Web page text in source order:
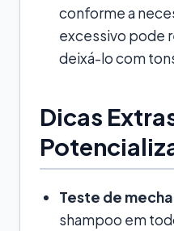
conforme a
excessivo pode
deixá-lo com
Dicas
Teste de
shampoo em